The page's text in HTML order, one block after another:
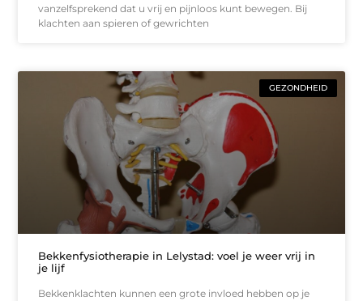
vanzelfsprekend dat u vrij en pijnloos kunt bewegen. Bij
klachten aan spieren of gewrichten
GEZONDHEID
Bekkenfysiotherapie in Lelystad: voel je weer vrij in
je lijf
Bekkenklachten kunnen een grote invloed hebben op je